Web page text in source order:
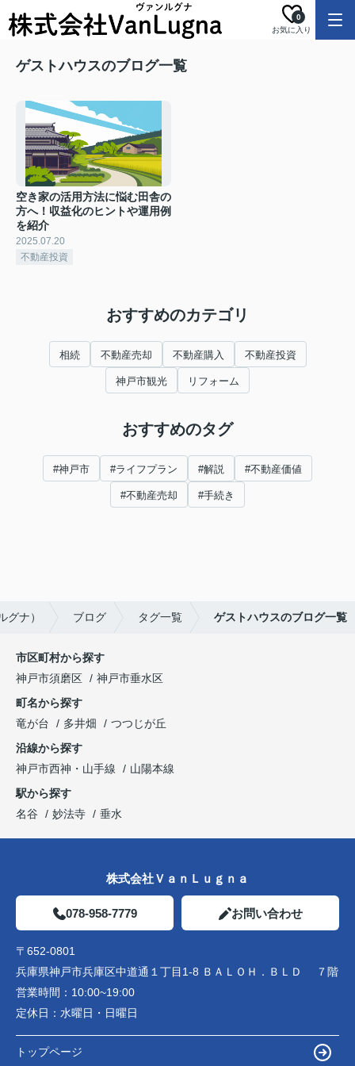
お気に入り
0
ゲストハウスのブログ一覧
空き家の活用方法に悩む田舎の
方へ！収益化のヒントや運用例
を紹介
2025.07.20
不動産投資
おすすめのカテゴリ
相続 不動産売却 不動産購入 不動産投資
神戸市観光 リフォーム
おすすめのタグ
#神戸市 #ライフプラン #解説 #不動産価値
#不動産売却 #手続き
ナ） ブログ タグ一覧 ゲストハウスのブログ一覧
市区町村から探す
神戸市須磨区
神戸市垂水区
町名から探す
竜が台
多井畑
つつじが丘
沿線から探す
神戸市西神・山手線
山陽本線
駅から探す
名谷
妙法寺 垂水
株式会社ＶａｎＬｕｇｎａ
078-958-7779 お問い合わせ
〒652-0801
兵庫県神戸市兵庫区中道通１丁目1-8 ＢＡＬＯＨ．ＢＬＤ ７階
営業時間： 10:00~19:00
定休日： 水曜日・日曜日
トップページ